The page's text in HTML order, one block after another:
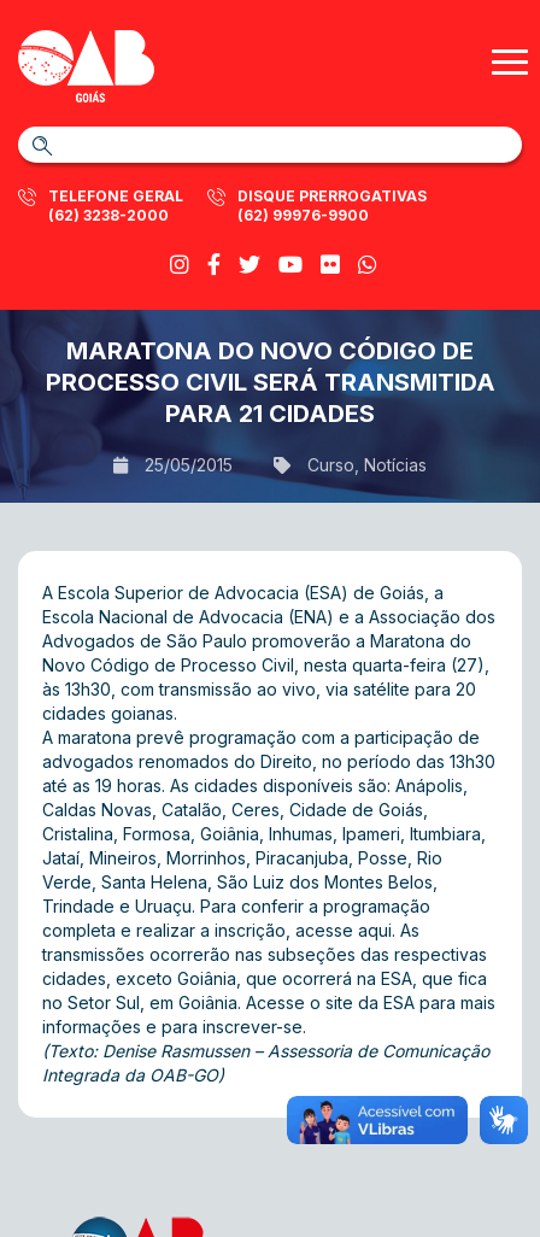
TELEFONE GERAL
(62) 3238-2000
DISQUE PRERROGATIVAS
(62) 99976-9900
MARATONA DO NOVO CÓDIGO DE
PROCESSO CIVIL SERÁ TRANSMITIDA
PARA 21 CIDADES
25/05/2015 Curso Notícias
A Escola Superior de Advocacia (ESA) de Goiás, a
Escola Nacional de Advocacia (ENA) e a Associação dos
Advogados de São Paulo promoverão a Maratona do
Novo Código de Processo Civil, nesta quarta-feira (27),
às 13h30, com transmissão ao vivo, via satélite para 20
cidades goianas.
A maratona prevê programação com a participação de
advogados renomados do Direito, no período das 13h30
até as 19 horas. As cidades disponíveis são: Anápolis,
Caldas Novas, Catalão, Ceres, Cidade de Goiás,
Cristalina, Formosa, Goiânia, Inhumas, Ipameri, Itumbiara,
Jataí, Mineiros, Morrinhos, Piracanjuba, Posse, Rio
Verde, Santa Helena, São Luiz dos Montes Belos,
Trindade e Uruaçu. Para conferir a programação
completa e realizar a inscrição, acesse aqui. As
transmissões ocorrerão nas subseções das respectivas
cidades, exceto Goiânia, que ocorrerá na ESA, que fica
no Setor Sul, em Goiânia. Acesse o site da ESA para mais
informações e para inscrever-se.
(Texto: Denise Rasmussen – Assessoria de Comunicação
Integrada da OAB-GO)